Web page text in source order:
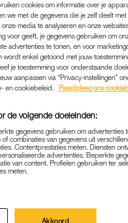
cookies om informatie over je
we met de gegevens die je zelf deelt met
media te analyseren en onze
voor geeft, je gegevens gebruiken om
advertenties te tonen, en voor
enkel getoond met jouw
je toestemming voor onderstaande
aanpassen via “Privacy-instellingen”
en cookiebeleid.
Raadpleeg ons
de volgende doeleinden:
gegevens gebruiken om advertenties
combinaties van gegevens uit
Contentprestaties meten. Diensten
advertenties. Beperkte
van content. Profielen gebruiken ter
meten.
Akkoord